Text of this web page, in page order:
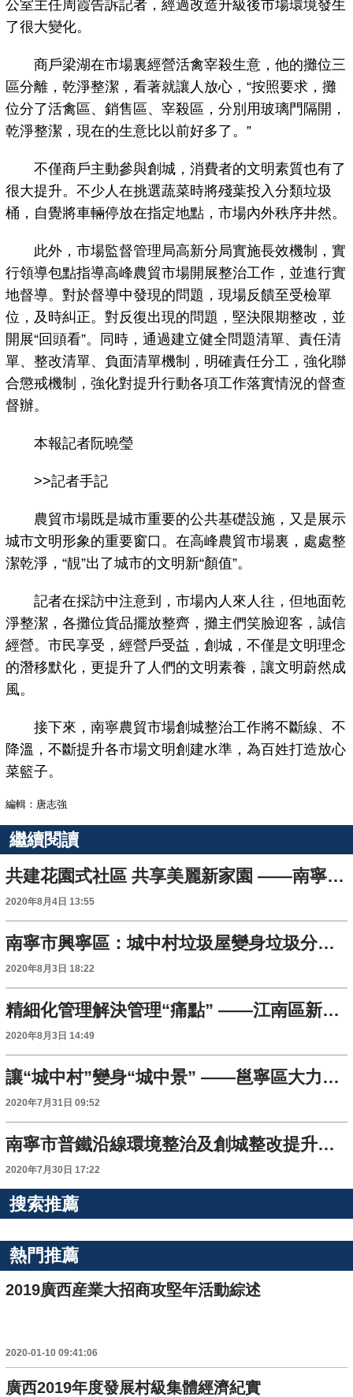
公室主任周霞告訴記者，經過改造升級後市場環境發生
了很大變化。
商戶梁湖在市場裏經營活禽宰殺生意，他的攤位三
區分離，乾淨整潔，看著就讓人放心，“按照要求，攤
位分了活禽區、銷售區、宰殺區，分別用玻璃門隔開，
乾淨整潔，現在的生意比以前好多了。”
不僅商戶主動參與創城，消費者的文明素質也有了
很大提升。不少人在挑選蔬菜時將殘葉投入分類垃圾
桶，自覺將車輛停放在指定地點，市場內外秩序井然。
此外，市場監督管理局高新分局實施長效機制，實
行領導包點指導高峰農貿市場開展整治工作，並進行實
地督導。對於督導中發現的問題，現場反饋至受檢單
位，及時糾正。對反復出現的問題，堅決限期整改，並
開展“回頭看”。同時，通過建立健全問題清單、責任清
單、整改清單、負面清單機制，明確責任分工，強化聯
合懲戒機制，強化對提升行動各項工作落實情況的督查
督辦。
本報記者阮曉瑩
>>記者手記
農貿市場既是城市重要的公共基礎設施，又是展示
城市文明形象的重要窗口。在高峰農貿市場裏，處處整
潔乾淨，“靚”出了城市的文明新“顏值”。
記者在採訪中注意到，市場內人來人往，但地面乾
淨整潔，各攤位貨品擺放整齊，攤主們笑臉迎客，誠信
經營。市民享受，經營戶受益，創城，不僅是文明理念
的潛移默化，更提升了人們的文明素養，讓文明蔚然成
風。
接下來，南寧農貿市場創城整治工作將不斷線、不
降溫，不斷提升各市場文明創建水準，為百姓打造放心
菜籃子。
編輯：唐志強
繼續閱讀
共建花園式社區 共享美麗新家園 ——南寧高新區林科院社區做好“五個落實”助力創城
2020年8月4日 13:55
南寧市興寧區：城中村垃圾屋變身垃圾分類亭
2020年8月3日 18:22
精細化管理解決管理“痛點” ——江南區新屋村補短板、強基礎推進創城整改提升工作
2020年8月3日 14:49
讓“城中村”變身“城中景” ——邕寧區大力整治城中村推進創城工作向縱深開展
2020年7月31日 09:52
南寧市普鐵沿線環境整治及創城整改提升工作取得新成效 鐵路隱患整改226處 鄉鎮面貌持續向好
2020年7月30日 17:22
搜索推薦
熱門推薦
2019廣西産業大招商攻堅年活動綜述
2020-01-10 09:41:06
廣西2019年度發展村級集體經濟紀實